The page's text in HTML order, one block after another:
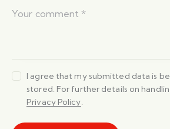
I agree that my submitted data is
stored. For further details on
Privacy Policy.